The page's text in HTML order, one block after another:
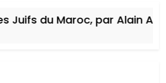
du Maroc, par Alain Amiel